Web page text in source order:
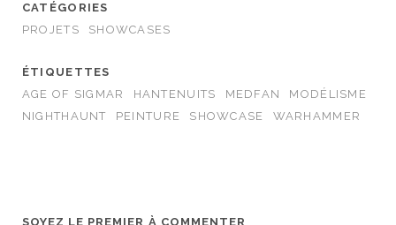
CATÉGORIES
PROJETS
SHOWCASES
ÉTIQUETTES
AGE OF SIGMAR
HANTENUITS MEDFAN
MODÉLISME
NIGHTHAUNT
PEINTURE SHOWCASE WARHAMMER
SOYEZ LE PREMIER À COMMENTER